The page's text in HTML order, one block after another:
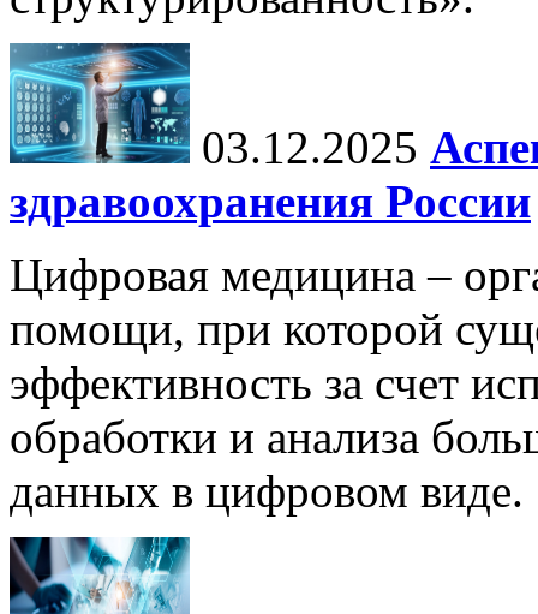
03.12.2025
здравоохранения России
Цифровая медицина –
помощи, при которой
эффективность за счет
обработки и анализа
данных в цифровом виде.